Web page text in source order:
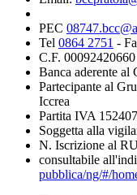
PEC
Tel 0864 2751 -
C.F. 00092420660
Banca aderente al
Partecipante al
Iccrea
Partita IVA
Soggetta alla
N. Iscrizione al
consultabile
pubblica/ng/#/